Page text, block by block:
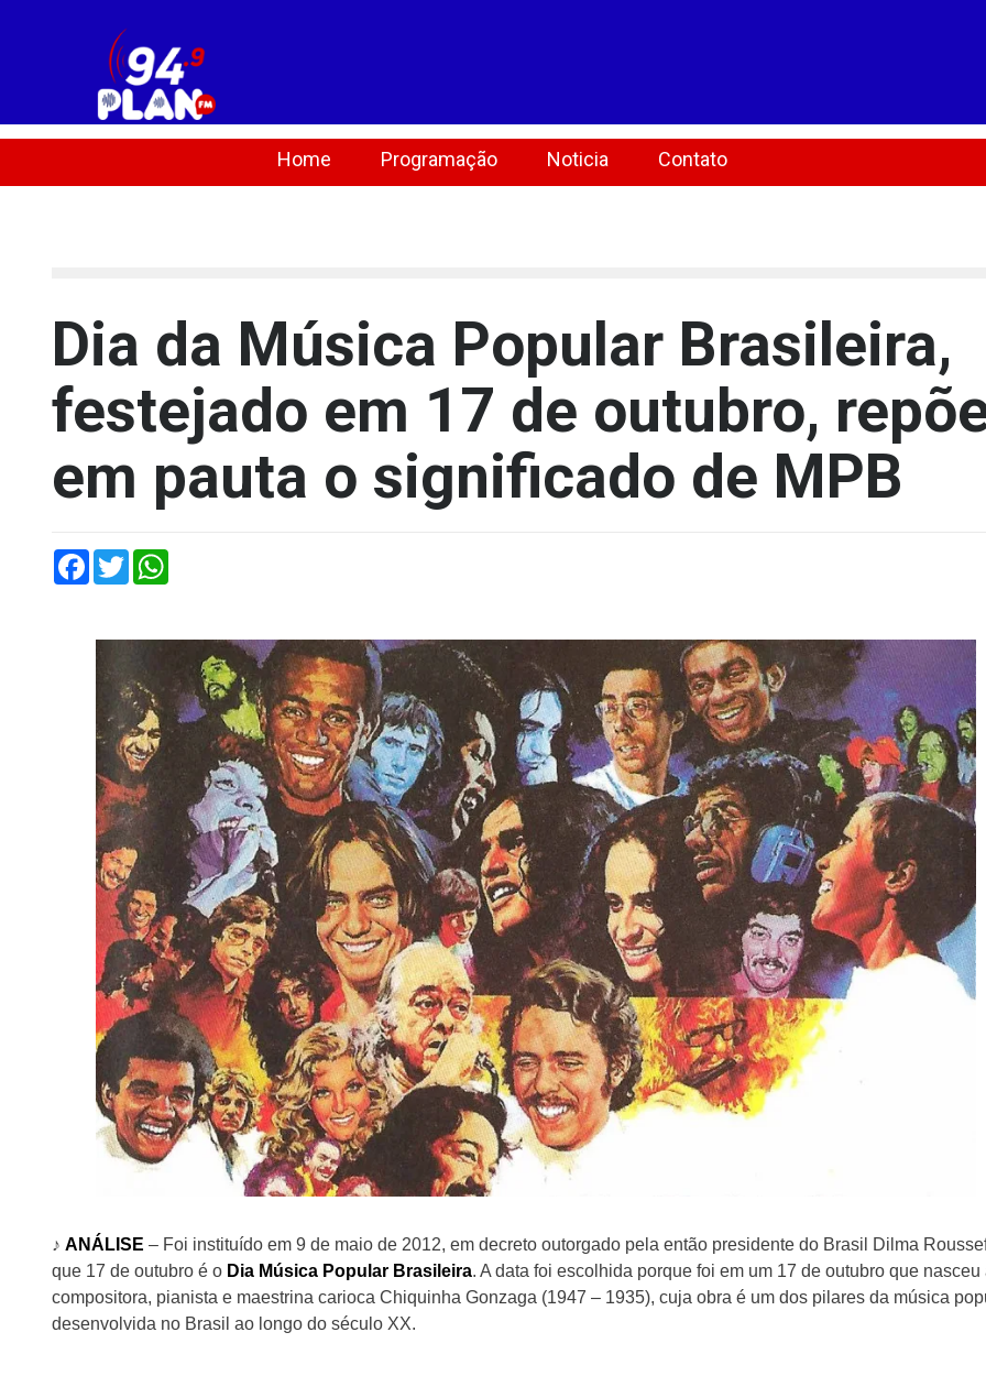
Home Programação Noticia Contato
Dia da Música Popular Brasileira,
festejado em 17 de outubro,
em pauta o significado de MPB
Facebook
Twitter
♪ ANÁLISE – Foi instituído em 9 de maio de 2012, em decreto outorgado pela então presidente do Brasil Dilma
que 17 de outubro é o Dia Música Popular Brasileira. A data foi escolhida porque foi em um 17 de outubro que nasceu
compositora, pianista e maestrina carioca Chiquinha Gonzaga (1947 – 1935), cuja obra é um dos pilares da música
desenvolvida no Brasil ao longo do século XX.